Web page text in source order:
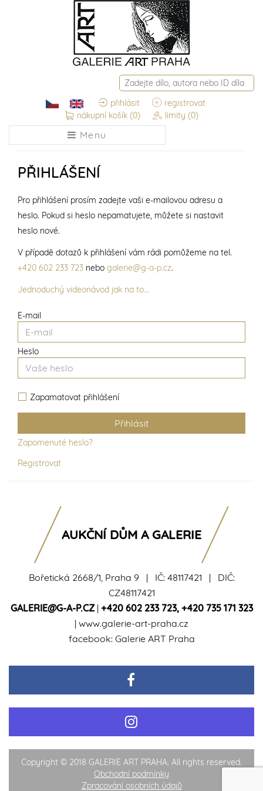
přihlásit
registrovat
nákupní košík (0) limity (0)
Menu
PŘIHLÁŠENÍ
E-mail
Heslo
Zapamatovat přihlášení
Zapomenuté heslo?
Registrovat
Pro přihlášení prosím zadejte vaši e-mailovou adresu a
heslo. Pokud si heslo nepamatujete, můžete si nastavit
heslo nové.
V případě dotazů k přihlášení vám rádi pomůžeme na tel.
+420 602 233 723 nebo galerie@g-a-p.cz.
Jednoduchý videonávod jak na to...
Bořetická 2668/1, Praha 9 | IČ: 48117421 | DIČ:
CZ48117421
GALERIE@G-A-P.CZ| +420 602 233 723, +420 735 171 323
| www.galerie-art-praha.cz
facebook: Galerie ART Praha
AUKČNÍ DŮM A GALERIE
Copyright © 2018 GALERIE ART PRAHA. All rights reserved.
Obchodní podmínky
Zpracování osobních údajů